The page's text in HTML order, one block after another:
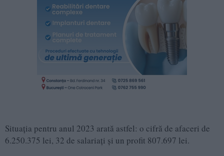
Situația pentru anul 2023 arată astfel: o cifră de afaceri de
6.250.375 lei, 32 de salariați și un profit 807.697 lei.